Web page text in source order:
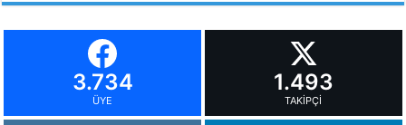
3.734
ÜYE
1.493
TAKIPÇI